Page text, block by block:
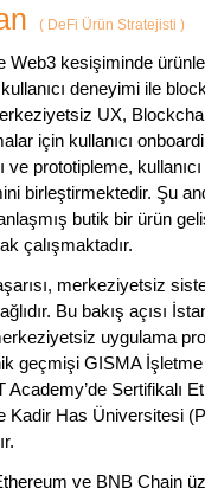
( DeFi Ürün Stratejisti )
kesişiminde
deneyimi ile
UX,
için kullanıcı
ve prototipleme,
birleştirmektedir. Şu
butik bir ürün
çalışmaktadır.
merkeziyetsiz
Bu bakış açısı
uygulama
geçmişi GISMA
Sertifikalı
Kadir Has Üniversitesi
ve BNB Chain